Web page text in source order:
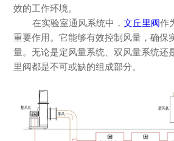
效的工作环境。
在实验室通风系统中， 文丘里阀作
重要作用。它能够有效控制风量，确保
量。无论是定风量系统、双风量系统还
里阀都是不可或缺的组成部分。